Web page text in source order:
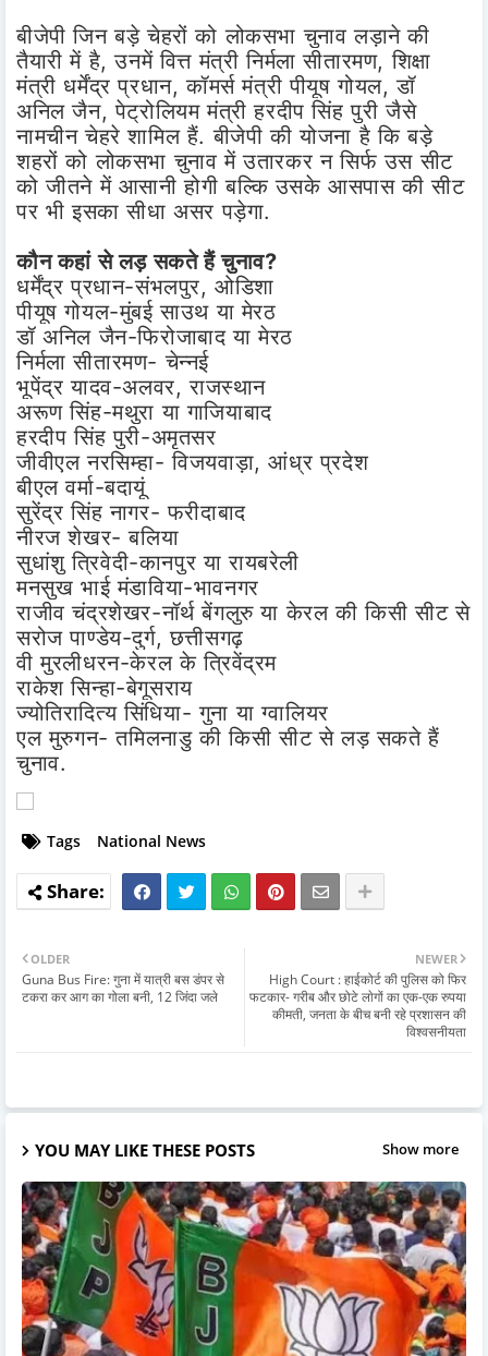
बीजेपी जिन बड़े चेहरों को लोकसभा चुनाव लड़ाने की
तैयारी में है, उनमें वित्त मंत्री निर्मला सीतारमण, शिक्षा
मंत्री धर्मेंद्र प्रधान, कॉमर्स मंत्री पीयूष गोयल, डॉ
अनिल जैन, पेट्रोलियम मंत्री हरदीप सिंह पुरी जैसे
नामचीन चेहरे शामिल हैं. बीजेपी की योजना है कि बड़े
शहरों को लोकसभा चुनाव में उतारकर न सिर्फ उस सीट
को जीतने में आसानी होगी बल्कि उसके आसपास की सीट
पर भी इसका सीधा असर पड़ेगा.
कौन कहां से लड़ सकते हैं चुनाव?
धर्मेंद्र प्रधान-संभलपुर, ओडिशा
पीयूष गोयल-मुंबई साउथ या मेरठ
डॉ अनिल जैन-फिरोजाबाद या मेरठ
निर्मला सीतारमण- चेन्नई
भूपेंद्र यादव-अलवर, राजस्थान
अरूण सिंह-मथुरा या गाजियाबाद
हरदीप सिंह पुरी-अमृतसर
जीवीएल नरसिम्हा- विजयवाड़ा, आंध्र प्रदेश
बीएल वर्मा-बदायूं
सुरेंद्र सिंह नागर- फरीदाबाद
नीरज शेखर- बलिया
सुधांशु त्रिवेदी-कानपुर या रायबरेली
मनसुख भाई मंडाविया-भावनगर
राजीव चंद्रशेखर-नॉर्थ बेंगलुरु या केरल की किसी सीट से
सरोज पाण्डेय-दुर्ग, छत्तीसगढ़
वी मुरलीधरन-केरल के त्रिवेंद्रम
राकेश सिन्हा-बेगूसराय
ज्योतिरादित्य सिंधिया- गुना या ग्वालियर
एल मुरुगन- तमिलनाडु की किसी सीट से लड़ सकते हैं
चुनाव.
Tags National News
NEWER
High Court : हाईकोर्ट की पुलिस को फिर
फटकार- गरीब और छोटे लाेगों का एक-एक रुपया
कीमती, जनता के बीच बनी रहे प्रशासन की
विश्वसनीयता
OLDER
Guna Bus Fire: गुना में यात्री बस डंपर से
टकरा कर आग का गोला बनी, 12 जिंदा जले
YOU MAY LIKE THESE POSTS Show more